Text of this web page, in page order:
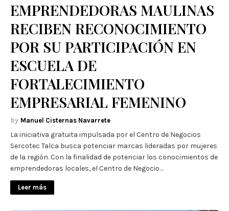
EMPRENDEDORAS MAULINAS
RECIBEN RECONOCIMIENTO
POR SU PARTICIPACIÓN EN
ESCUELA DE
FORTALECIMIENTO
EMPRESARIAL FEMENINO
Manuel Cisternas Navarrete
La iniciativa gratuita impulsada por el Centro de Negocios
Sercotec Talca busca potenciar marcas lideradas por mujeres
de la región. Con la finalidad de potenciar los conocimientos de
emprendedoras locales, el Centro de Negocio…
Leer más